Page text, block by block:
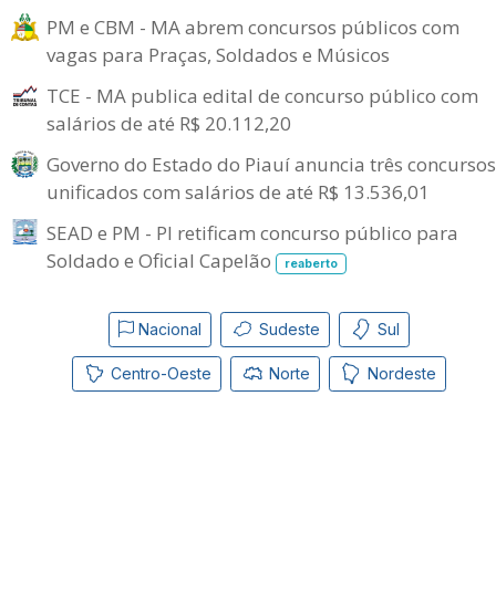
PM e CBM - MA abrem concursos públicos com
vagas para Praças, Soldados e Músicos
TCE - MA publica edital de concurso público com
salários de até R$ 20.112,20
Governo do Estado do Piauí anuncia três concursos
unificados com salários de até R$ 13.536,01
SEAD e PM - PI retificam concurso público para
Soldado e Oficial Capelão
reaberto
Nacional Sudeste Sul
Centro-Oeste Norte Nordeste